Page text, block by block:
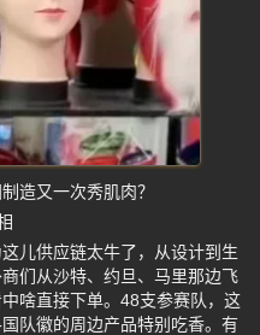
造又一次秀肌肉？
儿供应链太牛了，从设计到生
们从沙特、约旦、马里那边飞
啥直接下单。48支参赛队，这
队徽的周边产品特别吃香。有